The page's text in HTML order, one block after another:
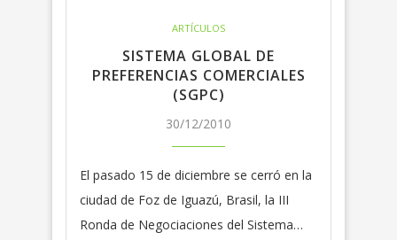
ARTÍCULOS
SISTEMA GLOBAL DE
PREFERENCIAS COMERCIALES
(SGPC)
30/12/2010
El pasado 15 de diciembre se cerró en la
ciudad de Foz de Iguazú, Brasil, la III
Ronda de Negociaciones del Sistema…